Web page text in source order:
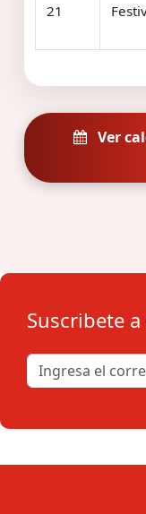
21
Ver
Suscribete